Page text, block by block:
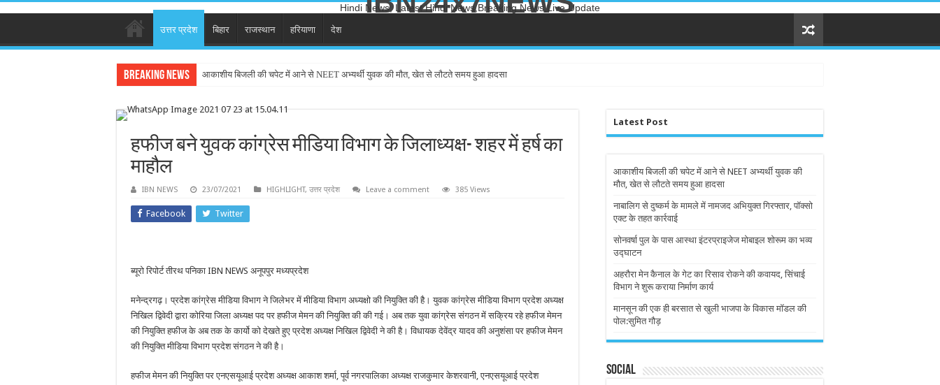
Hindi News, Latest Hindi News,Breaking News,Live Update
उत्तर प्रदेश बिहार राजस्थान हरियाणा देश
Breaking News आकाशीय बिजली की चपेट में आने से NEET अभ्यर्थी युवक की मौत, खेत से लौटते समय हुआ हादसा
हफीज बने युवक कांग्रेस मीडिया विभाग के जिलाध्यक्ष- शहर में हर्ष का
माहौल
IBN NEWS 23/07/2021 HIGHLIGHT, उत्तर प्रदेश Leave a comment 385 Views
Facebook Twitter
ब्यूरो रिपोर्ट तीरथ पनिका IBN NEWS अनूपपुर मध्यप्रदेश
मनेन्द्रगढ़। प्रदेश कांग्रेस मीडिया विभाग ने जिलेभर में मीडिया विभाग अध्यक्षो की नियुक्ति की है। युवक कांग्रेस मीडिया विभाग प्रदेश अध्यक्ष
निखिल द्विवेदी द्वारा कोरिया जिला अध्यक्ष पद पर हफीज मेमन की नियुक्ति की की गई। अब तक युवा कांग्रेस संगठन में सक्रिय रहे हफीज मेमन
की नियुक्ति हफीज के अब तक के कार्यो को देखते हुए प्रदेश अध्यक्ष निखिल द्विवेदी ने की है। विधायक देवेंद्र यादव की अनुशंसा पर हफीज मेमन
की नियुक्ति मीडिया विभाग प्रदेश संगठन ने की है।
हफीज मेमन की नियुक्ति पर एनएसयूआई प्रदेश अध्यक्ष आकाश शर्मा, पूर्व नगरपालिका अध्यक्ष राजकुमार केशरवानी, एनएसयूआई प्रदेश
Latest Post
आकाशीय बिजली की चपेट में आने से NEET अभ्यर्थी युवक की
मौत, खेत से लौटते समय हुआ हादसा
नाबालिग से दुष्कर्म के मामले में नामजद अभियुक्त गिरफ्तार, पॉक्सो
एक्ट के तहत कार्रवाई
सोनवर्षा पुल के पास आस्था इंटरप्राइजेज मोबाइल शोरूम का भव्य
उद्घाटन
अहरौरा मेन कैनाल के गेट का रिसाव रोकने की कवायद, सिंचाई
विभाग ने शुरू कराया निर्माण कार्य
मानसून की एक ही बरसात से खुली भाजपा के विकास मॉडल की
पोल:सुमित गौड़
Social